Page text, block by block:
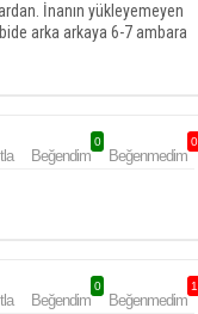
İnanın yükleyemeyen
arka arkaya 6-7 ambara
Beğendim
0
Beğenmedim
0
Beğendim
0
Beğenmedim
1